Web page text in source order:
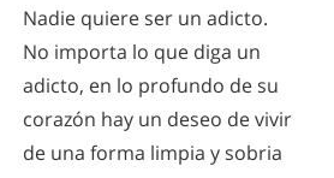
Nadie quiere ser un adicto.
No importa lo que diga un
adicto, en lo profundo de su
corazón hay un deseo de vivir
de una forma limpia y sobria